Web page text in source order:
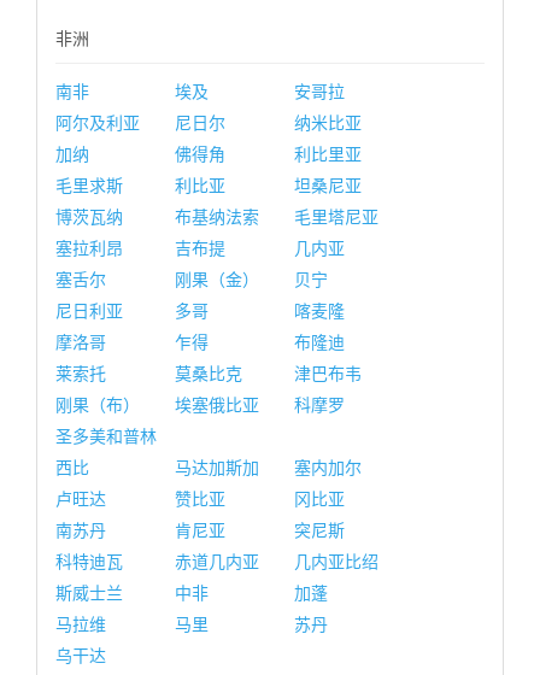
非洲
南非 埃及
安哥拉
阿尔及利亚
尼日尔
纳米比亚
加纳
佛得角
利比里亚
毛里求斯
利比亚
坦桑尼亚
博茨瓦纳
布基纳法索
毛里塔尼亚
塞拉利昂
吉布提
几内亚
塞舌尔
刚果（金）
贝宁
尼日利亚
多哥
喀麦隆
摩洛哥
乍得
布隆迪
莱索托
莫桑比克
津巴布韦
刚果（布）
埃塞俄比亚
科摩罗
圣多美和普林
西比
马达加斯加
塞内加尔
卢旺达
赞比亚
冈比亚
南苏丹
肯尼亚
突尼斯
科特迪瓦
赤道几内亚
几内亚比绍
斯威士兰
中非
加蓬
马拉维
马里
苏丹
乌干达